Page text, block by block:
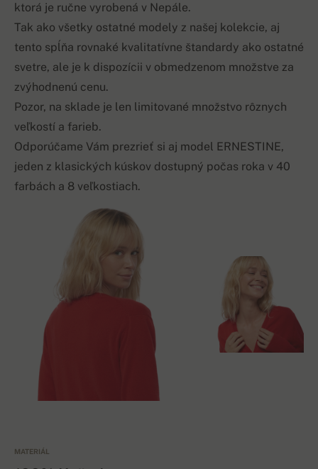
ktorá je ručne vyrobená v Nepále.
Tak ako všetky ostatné modely z našej kolekcie, aj
tento spĺňa rovnaké kvalitatívne štandardy ako ostatné
svetre, ale je k dispozícii v obmedzenom množstve za
zvýhodnenú cenu.
Pozor, na sklade je len limitované množstvo rôznych
veľkostí a farieb.
Odporúčame Vám prezrieť si aj model ERNESTINE,
jeden z klasických kúskov dostupný počas roka v 40
farbách a 8 veľkostiach.
MATERIÁL